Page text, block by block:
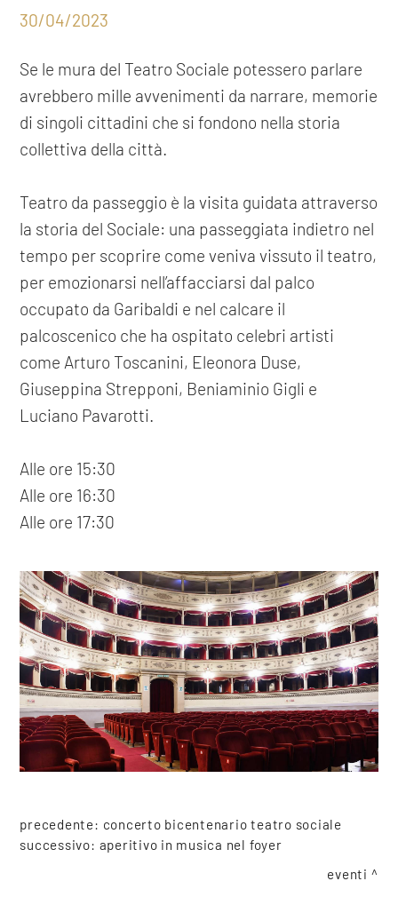
30/04/2023
Se le mura del Teatro Sociale potessero parlare
avrebbero mille avvenimenti da narrare, memorie
di singoli cittadini che si fondono nella storia
collettiva della città.
Teatro da passeggio è la visita guidata attraverso
la storia del Sociale: una passeggiata indietro nel
tempo per scoprire come veniva vissuto il teatro,
per emozionarsi nell’affacciarsi dal palco
occupato da Garibaldi e nel calcare il
palcoscenico che ha ospitato celebri artisti
come Arturo Toscanini, Eleonora Duse,
Giuseppina Strepponi, Beniaminio Gigli e
Luciano Pavarotti.
Alle ore 15:30
Alle ore 16:30
Alle ore 17:30
precedente: concerto bicentenario teatro sociale
successivo: aperitivo in musica nel foyer
eventi